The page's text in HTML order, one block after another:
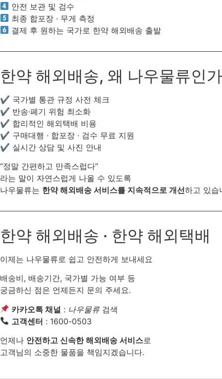
안전 보관 및 검수
최종 합포장 · 무게 측정
결제 후 원하는 국가로 한약 해외배송 출발
한약 해외배송, 왜 나우물류인
✔ 국가별 통관 규정 사전 체크
✔ 반송·폐기 위험 최소화
✔ 합리적인 해외택배 비용
✔ 구매대행 · 합포장 · 검수 무료 지원
✔ 실시간 상담 및 사진 안내
“정말 간편하고 만족스럽다”
라는 말이 자연스럽게 나올 수 있도록
나우물류는 한약 해외배송 서비스를 지속적으로 개선하고 있습
한약 해외배송 · 한약 해외택배
이제는 나우물류로 쉽고 안전하게 보내세요
배송비, 배송기간, 국가별 가능 여부 등
궁금하신 점은 언제든지 문의 주세요.
카카오톡 채널 : 나우물류 검색
고객센터 : 1600-0503
언제나 안전하고 신속한 해외배송 서비스로
고객님의 소중한 물품을 책임지겠습니다.